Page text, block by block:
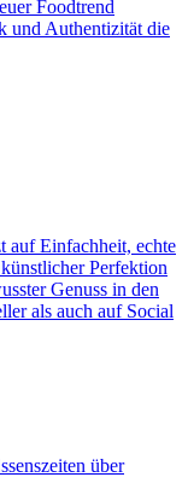
Foodtrend
und Authentizität die
auf Einfachheit, echte
Perfektion
Genuss in den
als auch auf Social
über